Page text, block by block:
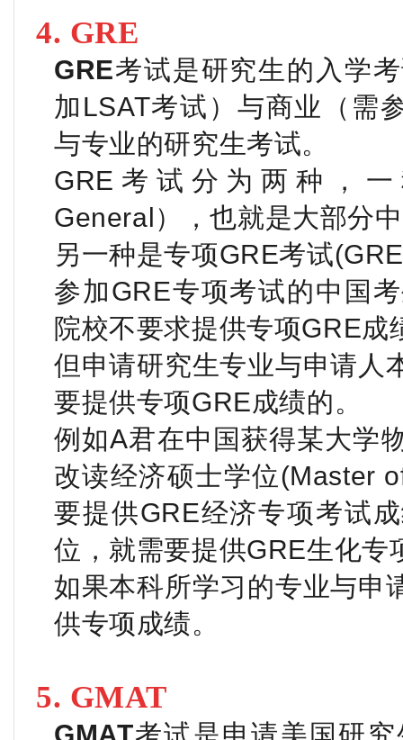
4. GRE
GRE考试是研究生的入学
加LSAT考试）与商业（需
与专业的研究生考试。
GRE考试分为两种，
General），也就是大部分
另一种是专项GRE考试
参加GRE专项考试的中国
院校不要求提供专项GRE
但申请研究生专业与申请人
要提供专项GRE成绩的。
例如A君在中国获得某大学
改读经济硕士学位(Master
要提供GRE经济专项考试
位，就需要提供GRE生化专
如果本科所学习的专业与申
供专项成绩。
5. GMAT